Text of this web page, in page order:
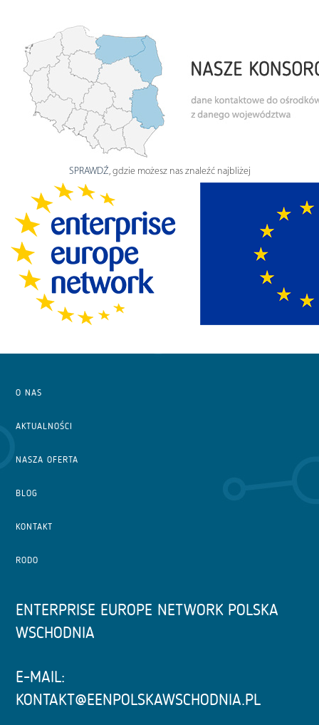
SPRAWDŹ, gdzie możesz nas znaleźć najbliżej
O NAS
AKTUALNOŚCI
NASZA OFERTA
BLOG
KONTAKT
RODO
ENTERPRISE EUROPE NETWORK POLSKA
WSCHODNIA
E-MAIL:
KONTAKT@EENPOLSKAWSCHODNIA.PL